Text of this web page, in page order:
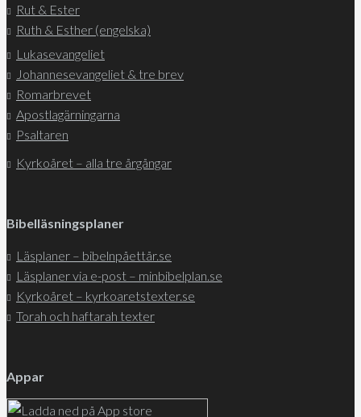
Rut & Ester
Ruth & Esther (engelska)
Lukasevangeliet
Johannesevangeliet & tre brev
Romarbrevet
Apostlagärningarna
Psaltaren
Kyrkoåret – alla tre årgångar
Bibelläsningsplaner
Läsplaner – bibelnpåettår.se
Läsplaner via e-post – minbibelplan.se
Kyrkoåret – kyrkoaretstexter.se
Torah och haftarah texter
Appar